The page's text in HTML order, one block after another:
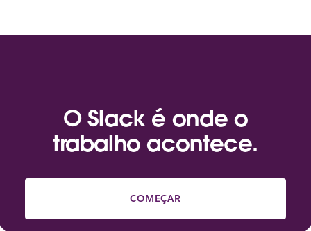
O Slack é onde o
trabalho acontece.
COMEÇAR